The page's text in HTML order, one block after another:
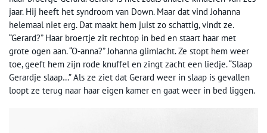
jaar. Hij heeft het syndroom van Down. Maar dat vind Johanna
helemaal niet erg. Dat maakt hem juist zo schattig, vindt ze.
“Gerard?” Haar broertje zit rechtop in bed en staart haar met
grote ogen aan. “O-anna?” Johanna glimlacht. Ze stopt hem weer
toe, geeft hem zijn rode knuffel en zingt zacht een liedje. “Slaap
Gerardje slaap…” Als ze ziet dat Gerard weer in slaap is gevallen
loopt ze terug naar haar eigen kamer en gaat weer in bed liggen.